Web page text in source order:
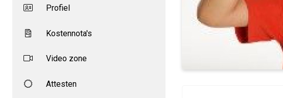
Profiel
Kostennota's
Video zone
Attesten